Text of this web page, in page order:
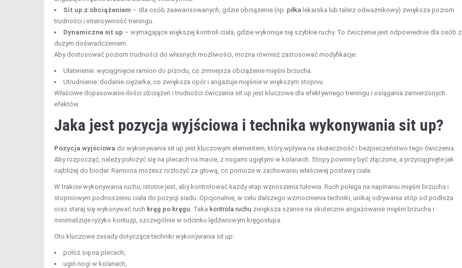
Sit up z obciążeniem – dla osób zaawansowanych, gdzie obciążenie (np. piłka lekarska lub talerz odważnikowy) zwiększa poziom
trudności i intensywność treningu.
Dynamiczne sit up – wymagające większej kontroli ciała, gdzie wykonuje się szybkie ruchy. To ćwiczenie jest odpowiednie dla osób z
dużym doświadczeniem.
Aby dostosować poziom trudności do własnych możliwości, można również zastosować modyfikacje:
Ułatwienie: wyciągnięcie ramion do przodu, co zmniejsza obciążenie mięśni brzucha.
Utrudnienie: dodanie ciężarka, co zwiększa opór i angażuje mięśnie w większym stopniu.
Właściwe dopasowanie ilości obciążeń i trudności ćwiczenia sit up jest kluczowe dla efektywnego treningu i osiągania zamierzonych
efektów.
Jaka jest pozycja wyjściowa i technika wykonywania sit up?
Pozycja wyjściowa do wykonywania sit up jest kluczowym elementem, który wpływa na skuteczność i bezpieczeństwo tego ćwiczenia.
Aby rozpocząć, należy położyć się na plecach na macie, z nogami ugiętymi w kolanach. Stopy powinny być złączone, a przyciągnięte jak
najbliżej do bioder. Ramiona możesz rozłożyć za głową, co pomoże w zachowaniu właściwej postawy ciała.
W trakcie wykonywania ruchu, istotne jest, aby kontrolować każdy etap wznoszenia tułowia. Ruch polega na napinaniu mięśni brzucha i
stopniowym podnoszeniu ciała do pozycji siadu. Opcjonalnie, w celu dalszego wzmocnienia techniki, unikaj odrywania stóp od podłoża
oraz staraj się wykonywać ruch kręg po kręgu . Taka kontrola ruchu zwiększa szanse na skuteczne angażowanie mięśni brzucha i
minimalizuje ryzyko kontuzji, szczególnie w odcinku lędźwiowym kręgosłupa.
Oto kluczowe zasady dotyczące techniki wykonywania sit up:
połóż się na plecach,
ugiń nogi w kolanach,